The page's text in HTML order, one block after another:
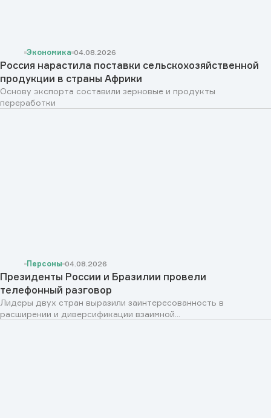
Экономика 04.08.2026
Россия нарастила поставки сельскохозяйственной
продукции в страны Африки
Основу экспорта составили зерновые и продукты
переработки
Персоны 04.08.2026
Президенты России и Бразилии провели
телефонный разговор
Лидеры двух стран выразили заинтересованность в
расширении и диверсификации взаимной...